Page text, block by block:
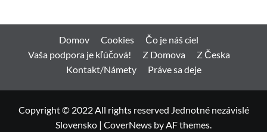
Domov Cookies
Čo je náš ciel
Vaša podpora je kľúčová!
Z Domova
Z Česka
Kontakt/Námety
Práve sa deje
Copyright © 2022 All rights reserved Jednotné nezávislé
Slovensko | CoverNews by AF themes.